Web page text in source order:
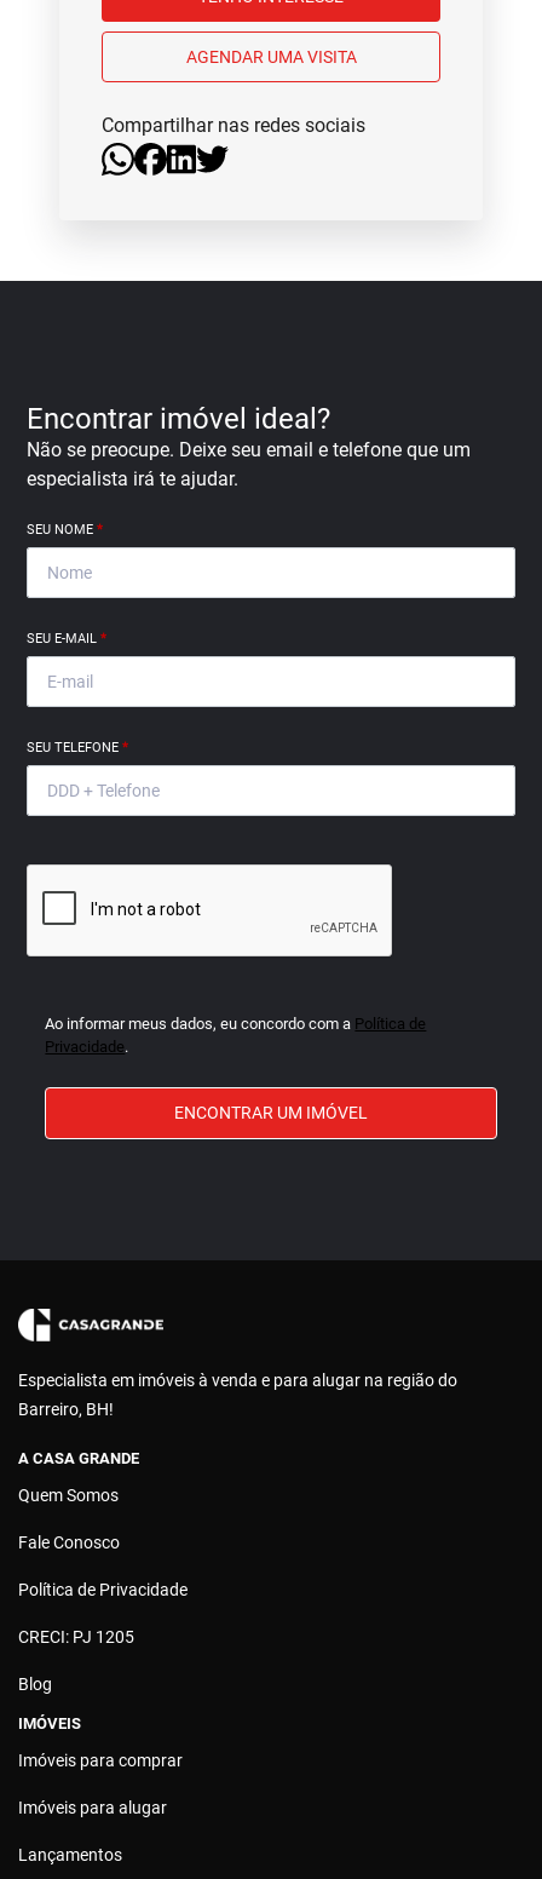
AGENDAR UMA VISITA
Compartilhar nas redes sociais
Encontrar imóvel ideal?
Não se preocupe. Deixe seu email e telefone que um
especialista irá te ajudar.
SEU NOME*
SEU E-MAIL*
SEU TELEFONE*
Ao informar meus dados, eu concordo com a Política de
Privacidade.
ENCONTRAR UM IMÓVEL
Especialista em imóveis à venda e para alugar na região do
Barreiro, BH!
A CASA GRANDE
Quem Somos
Fale Conosco
Política de Privacidade
CRECI: PJ 1205
Blog
IMÓVEIS
Imóveis para comprar
Imóveis para alugar
Lançamentos